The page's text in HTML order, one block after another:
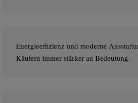
Energieeffizienz und moderne
Käufern immer stärker an Bedeutung.